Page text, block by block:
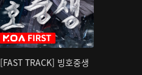
[FAST TRACK] 빙호중생